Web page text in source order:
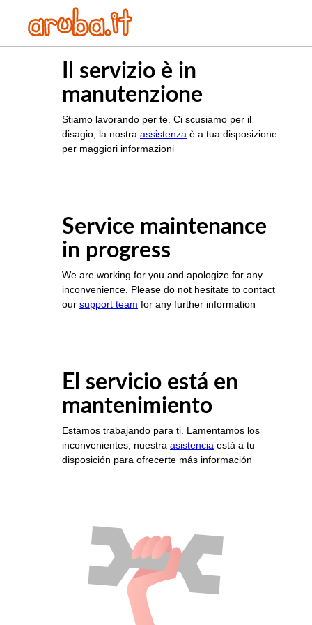
Il servizio è in
manutenzione
Stiamo lavorando per te. Ci scusiamo per il
disagio, la nostra assistenza è a tua disposizione
per maggiori informazioni
Service maintenance
in progress
We are working for you and apologize for any
inconvenience. Please do not hesitate to contact
our support team for any further information
El servicio está en
mantenimiento
Estamos trabajando para ti. Lamentamos los
inconvenientes, nuestra asistencia está a tu
disposición para ofrecerte más información